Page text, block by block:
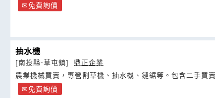
免費詢價
抽水機
[南投縣-草屯鎮]
鼎正企業
農業機械買賣，專營割草機、抽水機、鏈鋸等。包含二手買
免費詢價